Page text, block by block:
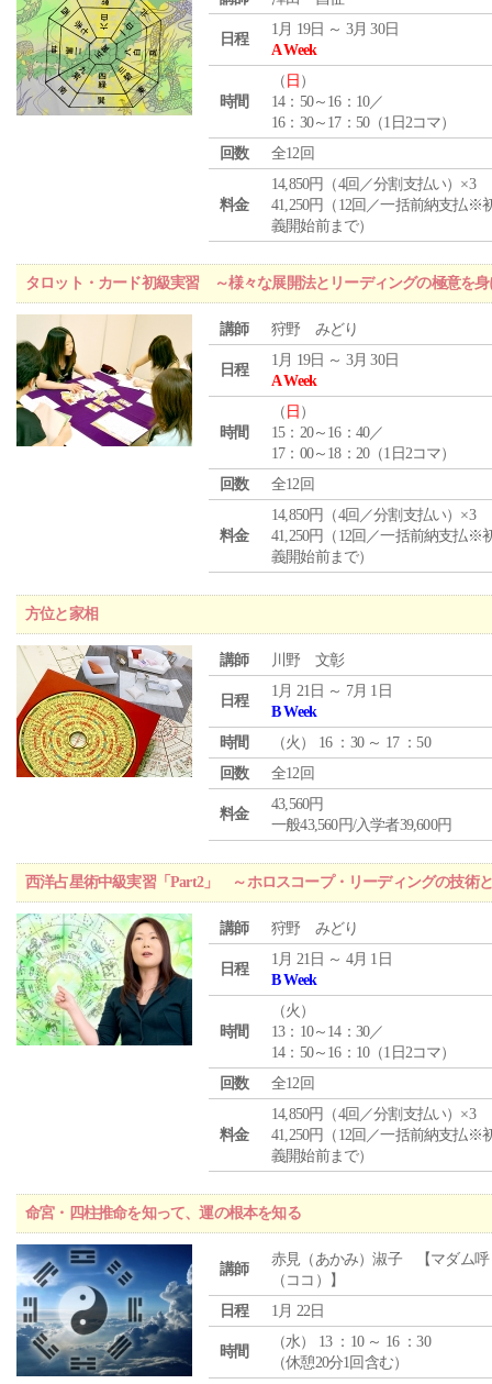
日程
1月 19日 ～ 3月 30日
A Week
時間
（ 日 ）
14：50～16：10／
16：30～17：50（1日2コマ）
回数
全12回
料金
14,850円（4回／分割支払い）×3
41,250円（12回／一括前納支払※
義開始前まで）
タロット・カード初級実習 ～様々な展開法とリーディングの極意を身
講師 狩野 みどり
日程
1月 19日 ～ 3月 30日
A Week
時間
（ 日 ）
15：20～16：40／
17：00～18：20（1日2コマ）
回数
全12回
料金
14,850円（4回／分割支払い）×3
41,250円（12回／一括前納支払※
義開始前まで）
方位と家相
講師 川野 文彰
日程
1月 21日 ～ 7月 1日
B Week
時間
（火 ） 16 ：30 ～ 17 ：50
回数
全12回
料金
43,560円
一般43,560円/入学者39,600円
西洋占星術中級実習「Part2」 ～ホロスコープ・リーディングの技術
講師 狩野 みどり
日程
1月 21日 ～ 4月 1日
B Week
時間
（火 ）
13：10～14：30／
14：50～16：10（1日2コマ）
回数
全12回
料金
14,850円（4回／分割支払い）×3
41,250円（12回／一括前納支払※
義開始前まで）
命宮・四柱推命を知って、運の根本を知る
講師
赤見（あかみ）淑子 【マダム呼
（ココ）】
日程
1月 22日
時間
（水） 13 ：10 ～ 16 ：30
（休憩20分1回含む）